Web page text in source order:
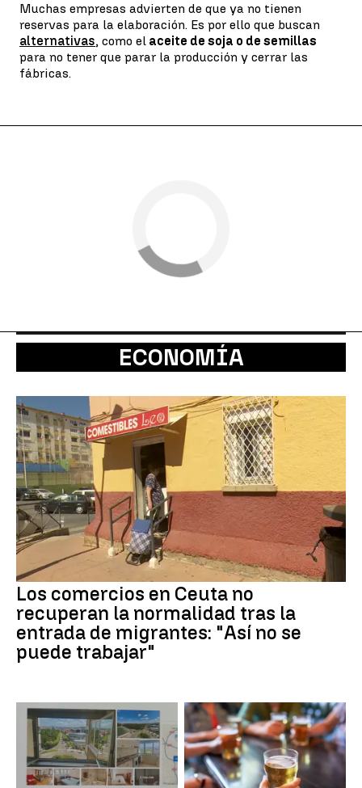
Muchas empresas advierten de que ya no tienen
reservas para la elaboración. Es por ello que buscan
alternativas, como el aceite de soja o de semillas
para no tener que parar la producción y cerrar las
fábricas.
ECONOMÍA
Los comercios en Ceuta no
recuperan la normalidad tras la
entrada de migrantes: "Así no se
puede trabajar"